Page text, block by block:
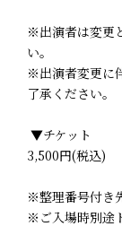
※出演者は変更
い。
※出演者変更に
了承ください。
▼チケット
3,500円(税込)
※整理番号付き
※ご入場時別途